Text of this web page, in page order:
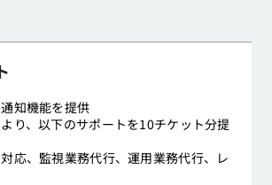
知機能を提供
り、以下のサポートを10チケット分提
応、監視業務代行、運用業務代行、レ